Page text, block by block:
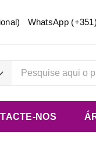
WhatsApp
NOS